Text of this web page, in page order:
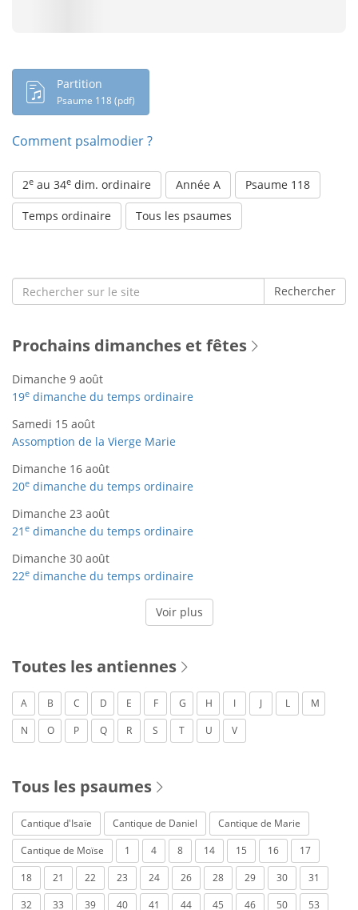
Partition
Psaume 118 (pdf)
Comment psalmodier ?
2e au 34e dim. ordinaire Année A Psaume 118
Temps ordinaire Tous les psaumes
Search
for:
Rechercher
Prochains dimanches et fêtes
Dimanche 9 août
19e dimanche du temps ordinaire
Samedi 15 août
Assomption de la Vierge Marie
Dimanche 16 août
20e dimanche du temps ordinaire
Dimanche 23 août
21 e dimanche du temps ordinaire
Dimanche 30 août
22e dimanche du temps ordinaire
Voir plus
Toutes les antiennes
A B C D E F G H I J L
M
N
O P Q R S T U V
Tous les psaumes
Cantique d'Isaïe Cantique de Daniel
Cantique de Marie
Cantique de Moïse
1 4 8 14 15 16
17
18
21 22 23 24 26 28 29 30
31
32
33 39 40 41 44 45 46 50 53